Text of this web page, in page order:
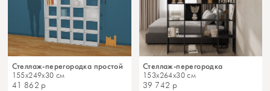
Стеллаж-перегородка простой
155x249x30 см
41 862 р
Стеллаж-перегородка
153x264x30 см
39 742 р